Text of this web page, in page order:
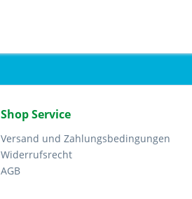
Shop Service
Versand und Zahlungsbedingungen
Widerrufsrecht
AGB